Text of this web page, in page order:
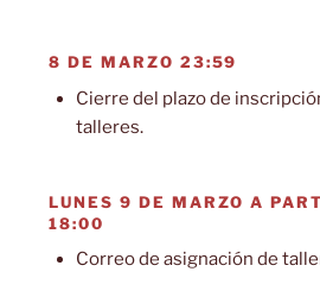
8 DE MARZO 23:59
Cierre del plazo de
talleres.
LUNES 9 DE MARZO A
18:00
Correo de asignación de